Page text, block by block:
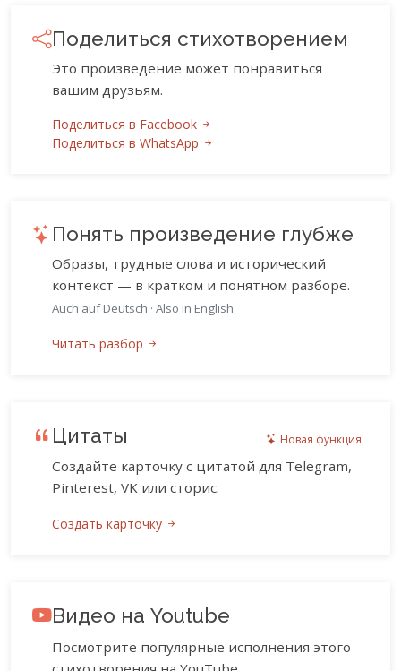
Поделиться стихотворением
Это произведение может понравиться
вашим друзьям.
Поделиться в Facebook
Поделиться в WhatsApp
Понять произведение глубже
Образы, трудные слова и исторический
контекст — в кратком и понятном разборе.
Auch auf Deutsch · Also in English
Читать разбор
Цитаты Новая функция
Создайте карточку с цитатой для Telegram,
Pinterest, VK или сторис.
Создать карточку
Видео на Youtube
Посмотрите популярные исполнения этого